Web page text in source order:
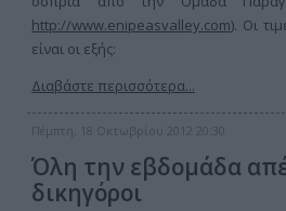
http://www.enipeasvalley.com). Οι
είναι οι εξής:
Διαβάστε περισσότερα...
Πέμπτη, 18 Οκτωβρίου 2012 20:30
Όλη την εβδομάδα
δικηγόροι